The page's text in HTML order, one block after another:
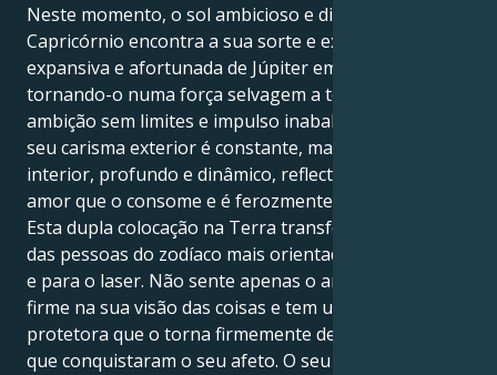
Neste momento, o sol ambicioso e disciplinado de
Capricórnio encontra a sua sorte e expansão na casa
expansiva e afortunada de Júpiter em Capricórnio,
tornando-o numa força selvagem a ter em conta -
ambição sem limites e impulso inabalável. Por isso, o
seu carisma exterior é constante, mas o seu mundo
interior, profundo e dinâmico, reflecte o mesmo
amor que o consome e é ferozmente leal.
Esta dupla colocação na Terra transforma-o numa
das pessoas do zodíaco mais orientadas para a ação
e para o laser. Não sente apenas o amor; é o amor. É
firme na sua visão das coisas e tem uma veia
protetora que o torna firmemente dedicado àqueles
que conquistaram o seu afeto. O seu amor não